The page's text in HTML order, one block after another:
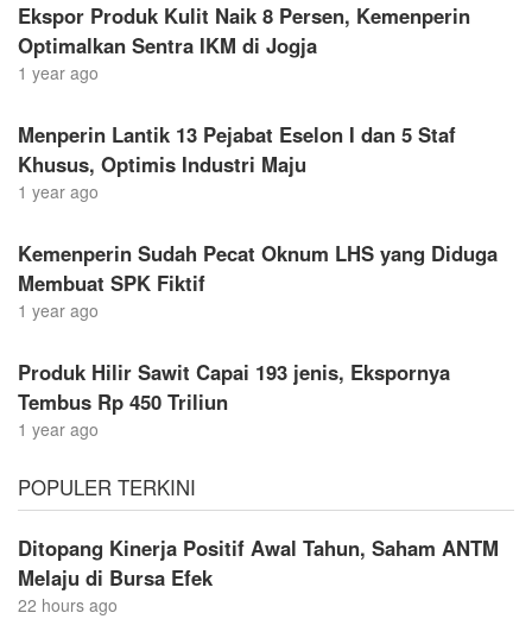
Ekspor Produk Kulit Naik 8 Persen, Kemenperin
Optimalkan Sentra IKM di Jogja
1 year ago
Menperin Lantik 13 Pejabat Eselon I dan 5 Staf
Khusus, Optimis Industri Maju
1 year ago
Kemenperin Sudah Pecat Oknum LHS yang Diduga
Membuat SPK Fiktif
1 year ago
Produk Hilir Sawit Capai 193 jenis, Ekspornya
Tembus Rp 450 Triliun
1 year ago
POPULER TERKINI
Ditopang Kinerja Positif Awal Tahun, Saham ANTM
Melaju di Bursa Efek
22 hours ago